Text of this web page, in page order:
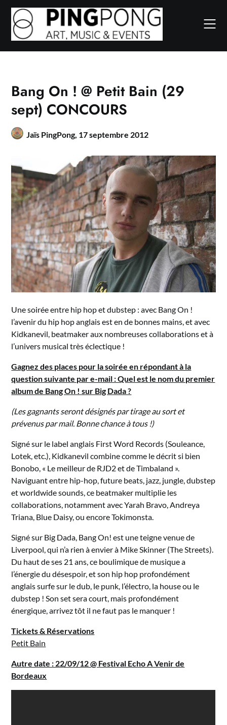
Skip
content
Bang On ! @ Petit Bain (29
sept) CONCOURS
Jaïs PingPong, 17 septembre 2012
Une soirée entre hip hop et dubstep : avec Bang On !
l’avenir du hip hop anglais est en de bonnes mains, et avec
Kidkanevil, beatmaker aux nombreuses collaborations et à
l’univers musical très éclectique !
Gagnez des places pour la soirée en répondant à la
question suivante par e-mail : Quel est le nom du premier
album de Bang On ! sur Big Dada ?
(Les gagnants seront désignés par tirage au sort et
prévenus par mail. Bonne chance à tous !)
Signé sur le label anglais First Word Records (Souleance,
Lotek, etc.), Kidkanevil combine comme le décrit si bien
Bonobo, « Le meilleur de RJD2 et de Timbaland ».
Naviguant entre hip-hop, future beats, jazz, jungle, dubstep
et worldwide sounds, ce beatmaker multiplie les
collaborations, notamment avec Yarah Bravo, Andreya
Triana, Blue Daisy, ou encore Tokimonsta.
Signé sur Big Dada, Bang On! est une teigne venue de
Liverpool, qui n’a rien à envier à Mike Skinner (The Streets).
Du haut de ses 21 ans, ce boulimique de musique a
l’énergie du désespoir, et son hip hop profondément
anglais surfe sur le dub, le punk, l’électro, la house ou le
dubstep ! Son set sera court, mais profondément
énergique, arrivez tôt il ne faut pas le manquer !
Tickets & Réservations
Petit Bain
Autre date : 22/09/12 @ Festival Echo A Venir de
Bordeaux